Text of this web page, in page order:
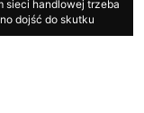
sieci handlowej trzeba
dojść do skutku